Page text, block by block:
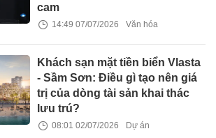
cam
14:49 07/07/2026 Văn hóa
Khách sạn mặt tiền biển Vlasta
- Sầm Sơn: Điều gì tạo nên giá
trị của dòng tài sản khai thác
lưu trú?
08:01 02/07/2026 Dự án